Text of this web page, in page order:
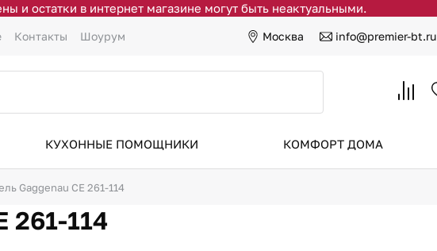
и остатки в интернет магазине могут быть неактуальными.
Контакты Шоурум Москва info@premier-bt.ru
КУХОННЫЕ ПОМОЩНИКИ КОМФОРТ ДОМА
Gaggenau CE 261-114
261-114